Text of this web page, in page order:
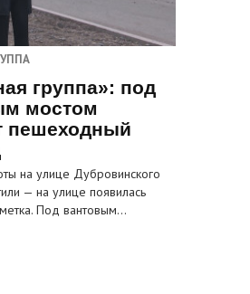
группа»: под
мостом
пешеходный
на улице Дубровинского
— на улице появилась
Под вантовым…